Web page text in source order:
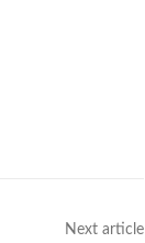
Next article